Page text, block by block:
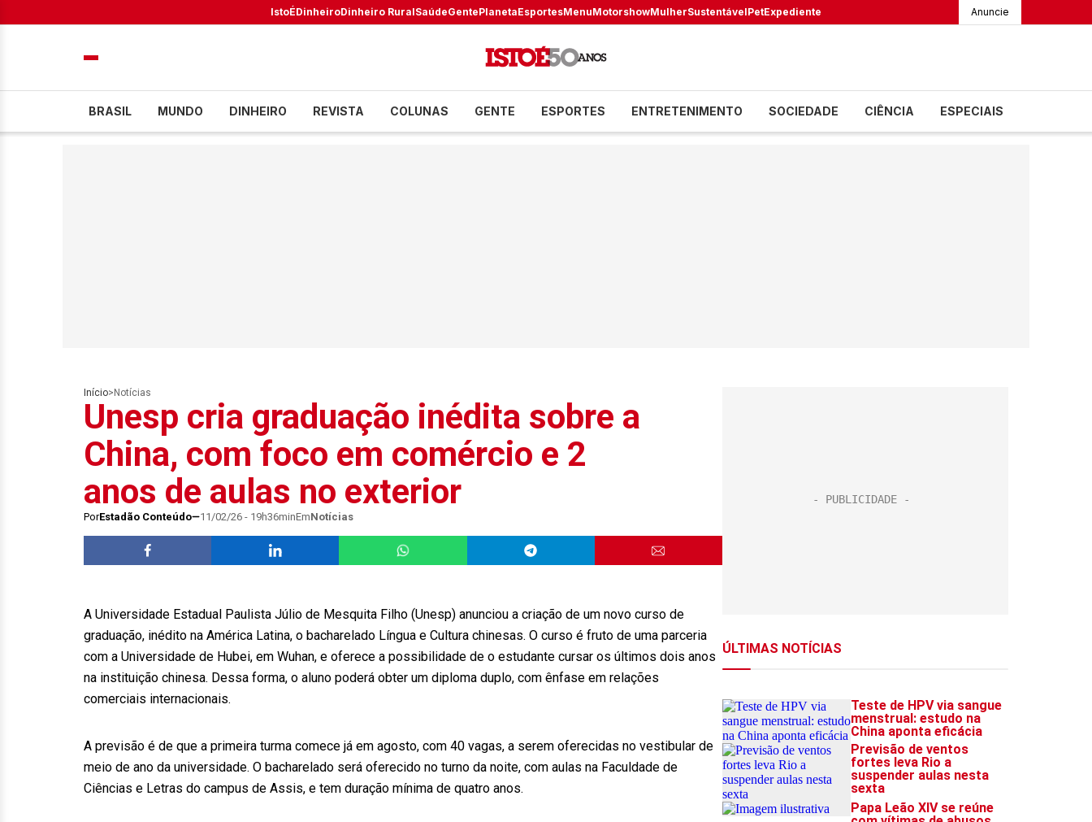
IstoÉDinheiroDinheiro RuralSaúdeGentePlanetaEsportesMenuMotorshowMulherSustentávelPetExpediente Anuncie
BRASIL MUNDO DINHEIRO REVISTA COLUNAS GENTE ESPORTES ENTRETENIMENTO SOCIEDADE CIÊNCIA ESPECIAIS
Início> Notícias
Unesp cria graduação inédita sobre a
China, com foco em comércio e 2
anos de aulas no exterior
PorEstadão Conteúdo 11/02/26 - 19h36minEmNotícias
A Universidade Estadual Paulista Júlio de Mesquita Filho (Unesp) anunciou a criação de um novo curso de
graduação, inédito na América Latina, o bacharelado Língua e Cultura chinesas. O curso é fruto de uma parceria
com a Universidade de Hubei, em Wuhan, e oferece a possibilidade de o estudante cursar os últimos dois anos
na instituição chinesa. Dessa forma, o aluno poderá obter um diploma duplo, com ênfase em relações
comerciais internacionais.
A previsão é de que a primeira turma comece já em agosto, com 40 vagas, a serem oferecidas no vestibular de
meio de ano da universidade. O bacharelado será oferecido no turno da noite, com aulas na Faculdade de
Ciências e Letras do campus de Assis, e tem duração mínima de quatro anos.